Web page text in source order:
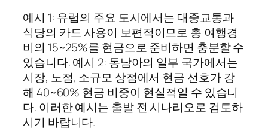
예시 1: 유럽의 주요 도시에서는 대중교통과
식당의 카드 사용이 보편적이므로 총 여행경
비의 15~25%를 현금으로 준비하면 충분할 수
있습니다. 예시 2: 동남아의 일부 국가에서는
시장, 노점, 소규모 상점에서 현금 선호가 강
해 40~60% 현금 비중이 현실적일 수 있습니
다. 이러한 예시는 출발 전 시나리오로 검토하
시기 바랍니다.